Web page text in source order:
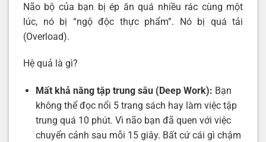
Não bộ của bạn bị ép ăn quá nhiều rác cùng một
lúc, nó bị “ngộ độc thực phẩm”. Nó bị quá tải
(Overload).
Hệ quả là gì?
Mất khả năng tập trung sâu (Deep Work): Bạn
không thể đọc nổi 5 trang sách hay làm việc tập
trung quá 10 phút. Vì não bạn đã quen với việc
chuyển cảnh sau mỗi 15 giây. Bất cứ cái gì chậm